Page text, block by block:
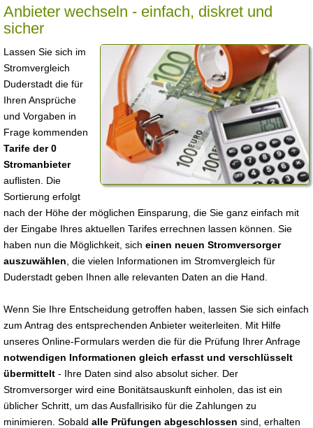
Anbieter wechseln - einfach, diskret und
sicher
Lassen Sie sich im
Stromvergleich
Duderstadt die für
Ihren Ansprüche
und Vorgaben in
Frage kommenden
Tarife der 0
Stromanbieter
auflisten. Die
Sortierung erfolgt
nach der Höhe der möglichen Einsparung, die Sie ganz einfach mit
der Eingabe Ihres aktuellen Tarifes errechnen lassen können. Sie
haben nun die Möglichkeit, sich einen neuen Stromversorger
auszuwählen , die vielen Informationen im Stromvergleich für
Duderstadt geben Ihnen alle relevanten Daten an die Hand.
Wenn Sie Ihre Entscheidung getroffen haben, lassen Sie sich einfach
zum Antrag des entsprechenden Anbieter weiterleiten. Mit Hilfe
unseres Online-Formulars werden die für die Prüfung Ihrer Anfrage
notwendigen Informationen gleich erfasst und verschlüsselt
übermittelt - Ihre Daten sind also absolut sicher. Der
Stromversorger wird eine Bonitätsauskunft einholen, das ist ein
üblicher Schritt, um das Ausfallrisiko für die Zahlungen zu
minimieren. Sobald alle Prüfungen abgeschlossen sind, erhalten